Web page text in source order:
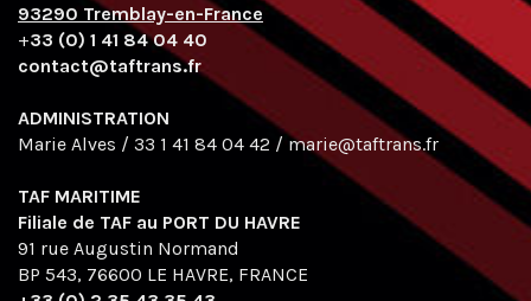
93290 Tremblay-en-France
+33 (0) 1 41 84 04 40
contact@taftrans.fr
ADMINISTRATION
Marie Alves / 33 1 41 84 04 42 / marie@taftrans.fr
TAF MARITIME
Filiale de TAF au PORT DU HAVRE
91 rue Augustin Normand
BP 543, 76600 LE HAVRE, FRANCE